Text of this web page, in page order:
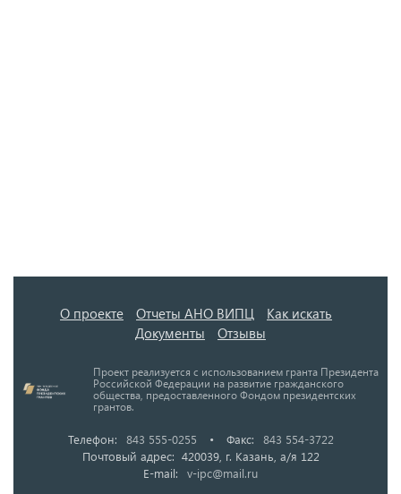
О проекте Отчеты АНО ВИПЦ
Как искать
Документы
Отзывы
Проект реализуется с использованием гранта Президента
Российской Федерации на развитие гражданского
общества, предоставленного Фондом президентских
грантов.
Телефон: 843 555-0255 • Факс:
843 554-3722
Почтовый адрес: 420039, г. Казань, а/я 122
E-mail:
v-ipc@mail.ru